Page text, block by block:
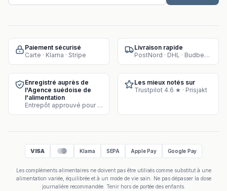
Paiement sécurisé
Carte · Klarna · Stripe
Livraison rapide
PostNord · DHL · Budbee · Instabox
Enregistré auprès de
l'Agence suédoise de
l'alimentation
Entrepôt approuvé pour la vente de compléments
Les mieux notés sur
Trustpilot 4.6 ★ · Prisjakt
VISA Klarna SEPA Apple Pay Google Pay
Les compléments alimentaires ne doivent pas être utilisés comme substitut à une
alimentation variée, équilibrée et à un mode de vie sain. Ne pas dépasser la dose
journalière recommandée. Tenir hors de portée des enfants.